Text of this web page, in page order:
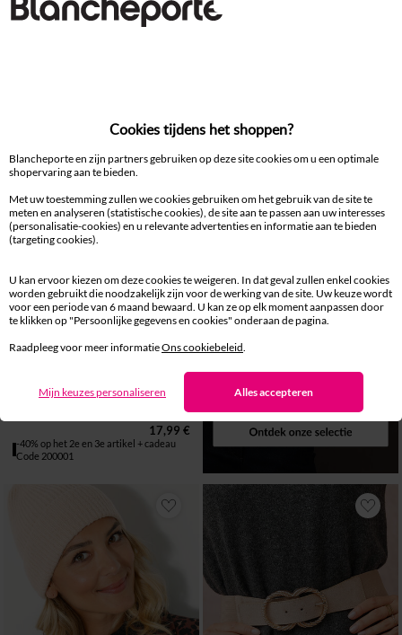
Warme sjaal met franjes
17,99 €
-40% op het 2e en 3e artikel + cadeau
Code 200001
Cookies tijdens het shoppen?
Blancheporte en zijn partners gebruiken op deze site cookies om u een optimale
shopervaring aan te bieden.
Met uw toestemming zullen we cookies gebruiken om het gebruik van de site te
meten en analyseren (statistische cookies), de site aan te passen aan uw interesses
(personalisatie-cookies) en u relevante advertenties en informatie aan te bieden
(targeting cookies).
U kan ervoor kiezen om deze cookies te weigeren. In dat geval zullen enkel cookies
worden gebruikt die noodzakelijk zijn voor de werking van de site. Uw keuze wordt
voor een periode van 6 maand bewaard. U kan ze op elk moment aanpassen door
te klikken op "Persoonlijke gegevens en cookies" onderaan de pagina.
Raadpleeg voor meer informatieOns cookiebeleid
Mijn keuzes personaliseren Alles accepteren
Welkom bij - Bienvenue sur
Blancheporte.be
Shoppen maar !